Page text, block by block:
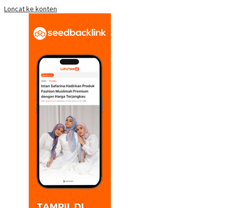
Loncat ke konten